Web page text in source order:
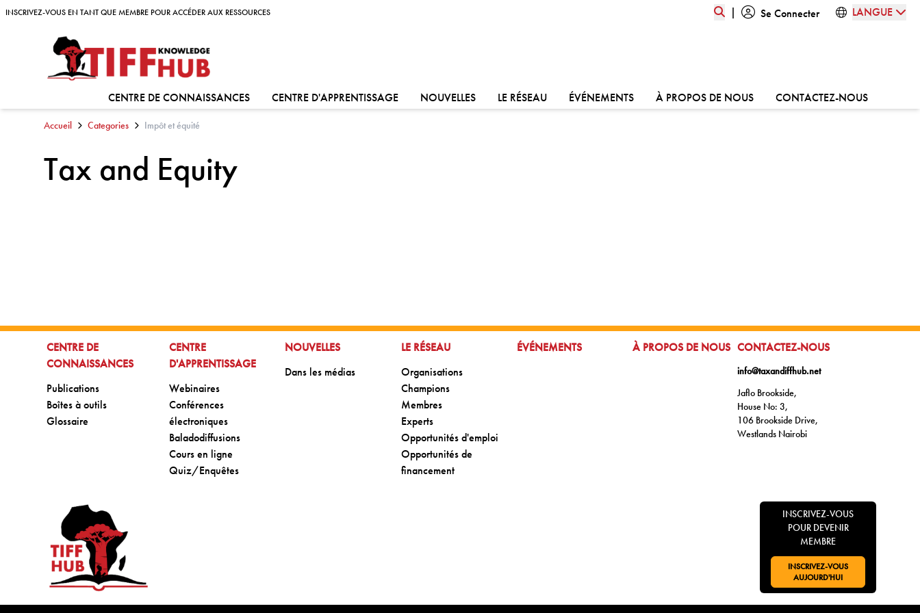
Skip to content
INSCRIVEZ-VOUS EN TANT QUE MEMBRE POUR ACCÉDER AUX RESSOURCES
INSCRIVEZ-VOUS EN TANT QUE MEMBRE POUR ACCÉDER AUX RESSOURCES | Se Connecter LANGUE
CENTRE DE CONNAISSANCESALLER À:CENTRE D'APPRENTISSAGEALLER À:NOUVELLESALLER À:LE RÉSEAUALLER À:ÉVÉNEMENTSALLER À:À PROPOS DE NOUSALLER À:CONTACTEZ-NOUSALLER À:
Accueil Categories Impôt et équité
Tax and Equity
ALLER À:
CENTRE DE
CONNAISSANCES
Aller à:
Publications
Aller à:
Boîtes à outils
Aller à:
Glossaire
ALLER À:
CENTRE
D'APPRENTISSAGE
Aller à:
Webinaires
Aller à:
Conférences
électroniques
Aller à:
Baladodiffusions
Aller à:
Cours en ligne
Aller à:
Quiz/Enquêtes
ALLER À:
NOUVELLES
Aller à:
Dans les médias
ALLER À:
LE RÉSEAU
Aller à:
Organisations
Aller à:
Champions
Aller à:
Membres
Aller à:
Experts
Aller à:
Opportunités d'emploi
Aller à:
Opportunités de
financement
ALLER À:
ÉVÉNEMENTS ALLER À:
À PROPOS DE NOUS ALLER À:
CONTACTEZ-NOUS
info@taxandiffhub.net
Jaflo Brookside,
House No: 3,
106 Brookside Drive,
Westlands Nairobi
INSCRIVEZ-VOUS
POUR DEVENIR
MEMBRE
ALLER À:
INSCRIVEZ-VOUS
AUJOURD'HUI